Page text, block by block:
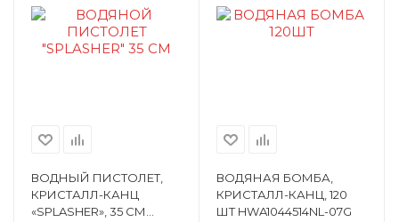
ВОДНЫЙ ПИСТОЛЕТ,
КРИСТАЛЛ-КАНЦ
«SPLASHER», 35 СМ
ВОДЯНАЯ БОМБА,
КРИСТАЛЛ-КАНЦ, 120
ШТ HWA1044514NL-07G